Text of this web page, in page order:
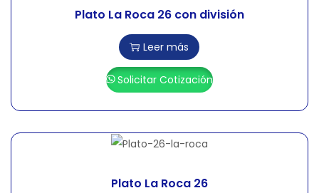
Plato La Roca 26 con división
Leer más
Solicitar Cotización
Plato La Roca 26